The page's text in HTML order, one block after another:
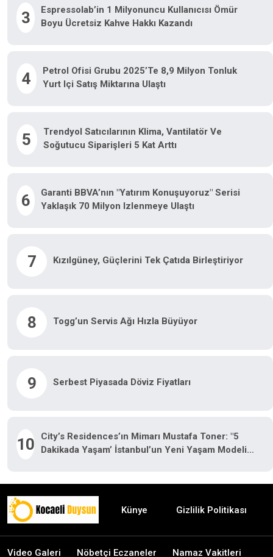
3
Espressolab’in 1 Milyonuncu Kullanıcısı Ömür
Boyu Ücretsiz Kahve Hakkı Kazandı
4
Petrol Ofisi Grubu 2025’te 8,9 Milyon Tonluk
Yurt Içi Satış Miktarına Ulaştı
5
Trendyol Satıcılarının Klima, Vantilatör Ve
Soğutucu Siparişleri 5 Kat Arttı
6
Garanti BBVA’nın "Yatırım Konuşuyoruz" Serisi
Yaklaşık 70 Milyon Izlenmeye Ulaştı
7 Kızılgüney, Güçlerini Tek Çatıda Birleştiriyor
8 Togg’un Servis Ağı Hızla Büyüyor
9 Serbest Piyasada Döviz Fiyatları
10
City’s Residences’ın Mimarı Mustafa Toner: "5
Dakikada Yaşam’ İstanbul’un Yeni Yaşam Modeli
Künye Gizlilik Politikası
Video Galeri Nöbetçi Eczaneler Namaz Vakitleri